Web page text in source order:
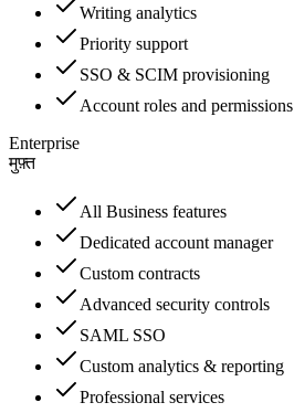
Writing analytics
Priority support
SSO & SCIM provisioning
Account roles and permissions
Enterprise
मुफ़्त
All Business features
Dedicated account manager
Custom contracts
Advanced security controls
SAML SSO
Custom analytics & reporting
Professional services